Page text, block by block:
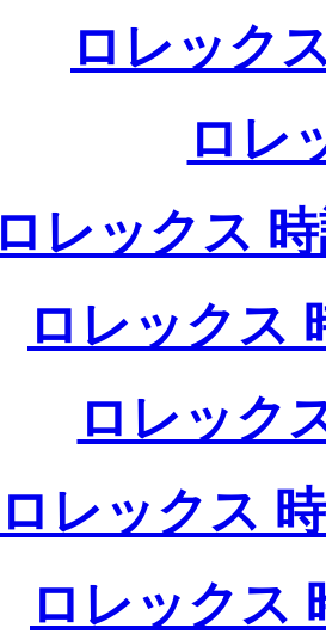
ロレック
ロレ
ロレックス
ロレックス
ロレック
ロレックス
ロレックス